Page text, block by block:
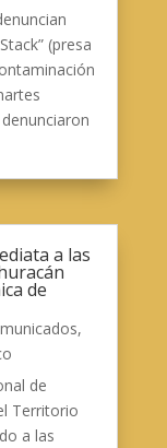
(presa
a las
de
,
de
Territorio
a las